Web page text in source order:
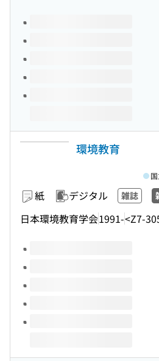
このタイトルの巻号
環境教育
紙 デジタル 雑誌
日本環境教育学会1991-<Z7-
このタイトルの巻号